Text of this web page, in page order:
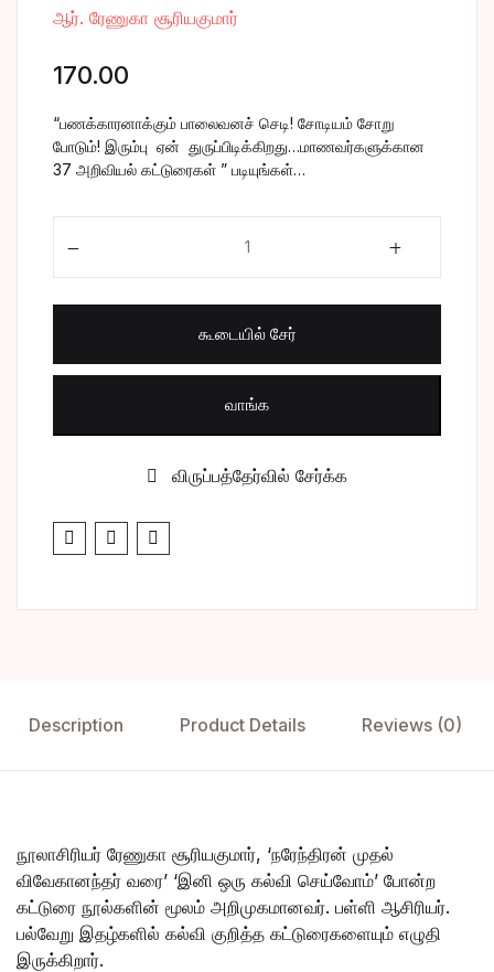
போட்டித் தேர்வு
வணிகம் &
ஆர். ரேணுகா சூரியகுமார்
170.00
“பணக்காரனாக்கும் பாலைவனச் செடி! சோடியம் சோறு
போடும்! இரும்பு ஏன் துருப்பிடிக்கிறது…மாணவர்களுக்கான
37 அறிவியல் கட்டுரைகள் ” படியுங்கள்…
கூடையில் சேர்
வாங்க
விருப்பத்தேர்வில் சேர்க்க
Description Product Details Reviews (0)
நூலாசிரியர் ரேணுகா சூரியகுமார், ‘நரேந்திரன் முதல்
விவேகானந்தர் வரை’ ‘இனி ஒரு கல்வி செய்வோம்’ போன்ற
கட்டுரை நூல்களின் மூலம் அறிமுகமானவர். பள்ளி ஆசிரியர்.
பல்வேறு இதழ்களில் கல்வி குறித்த கட்டுரைகளையும் எழுதி
இருக்கிறார்.